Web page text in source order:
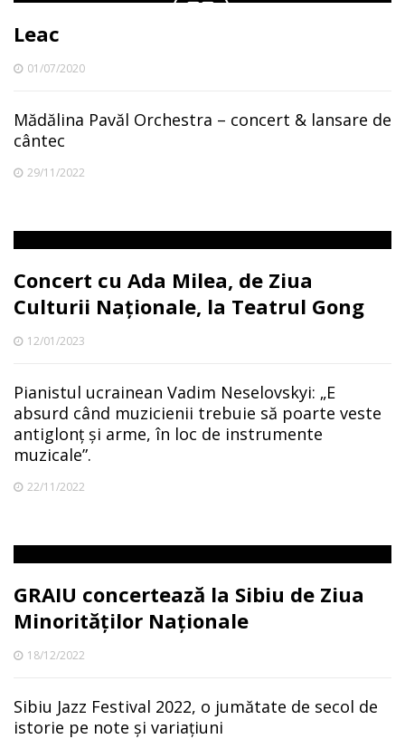
Leac
01/07/2020
Mădălina Pavăl Orchestra – concert & lansare de
cântec
29/11/2022
Concert cu Ada Milea, de Ziua
Culturii Naționale, la Teatrul Gong
12/01/2023
Pianistul ucrainean Vadim Neselovskyi: „E
absurd când muzicienii trebuie să poarte veste
antiglonț și arme, în loc de instrumente
muzicale”.
22/11/2022
GRAIU concertează la Sibiu de Ziua
Minorităților Naționale
18/12/2022
Sibiu Jazz Festival 2022, o jumătate de secol de
istorie pe note și variațiuni